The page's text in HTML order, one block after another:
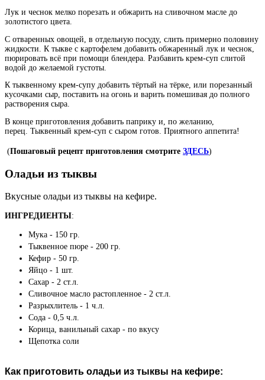
Лук и чеснок мелко порезать и обжарить на сливочном масле до
золотистого цвета.
С отваренных овощей, в отдельную посуду, слить примерно половину
жидкости. К тыкве с картофелем добавить обжаренный лук и чеснок,
пюрировать всё при помощи блендера. Разбавить крем-суп слитой
водой до желаемой густоты.
К тыквенному крем-супу добавить тёртый на тёрке, или порезанный
кусочками сыр, поставить на огонь и варить помешивая до полного
растворения сыра.
В конце приготовления добавить паприку и, по желанию,
перец. Тыквенный крем-суп с сыром готов. Приятного аппетита!
(Пошаговый рецепт приготовления смотрите ЗДЕСЬ)
Оладьи из тыквы
Вкусные оладьи из тыквы на кефире.
ИНГРЕДИЕНТЫ:
Мука - 150 гр.
Тыквенное пюре - 200 гр.
Кефир - 50 гр.
Яйцо - 1 шт.
Сахар - 2 ст.л.
Сливочное масло растопленное - 2 ст.л.
Разрыхлитель - 1 ч.л.
Сода - 0,5 ч.л.
Корица, ванильный сахар - по вкусу
Щепотка соли
Как приготовить оладьи из тыквы на кефире: